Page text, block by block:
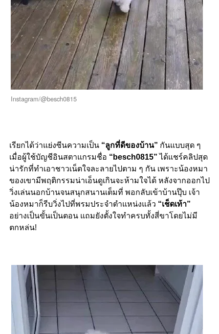
Instagram/@besch0815
เรียกได้ว่าแย่งซีนความเป็น “ลูกที่ดีของบ้าน” กันแบบสุด ๆ
เมื่อผู้ใช้บัญชีอินสตาแกรมชื่อ “besch0815” ได้แชร์คลิปสุด
น่ารักที่ทำเอาชาวเน็ตใจละลายไปตาม ๆ กัน เพราะน้องหมา
ของเขามีพฤติกรรมน่าเอ็นดูเกินจะห้ามใจได้ หลังจากออกไป
วิ่งเล่นนอกบ้านจนสนุกสนานเต็มที่ พอกลับเข้าบ้านปุ๊บ เจ้า
น้องหมาก็รีบวิ่งไปที่พรมประจำตำแหน่งแล้ว “เช็ดเท้า”
อย่างเป็นขั้นเป็นตอน แถมยังตั้งใจทำครบทั้งสี่ขาโดยไม่มี
ตกหล่น!